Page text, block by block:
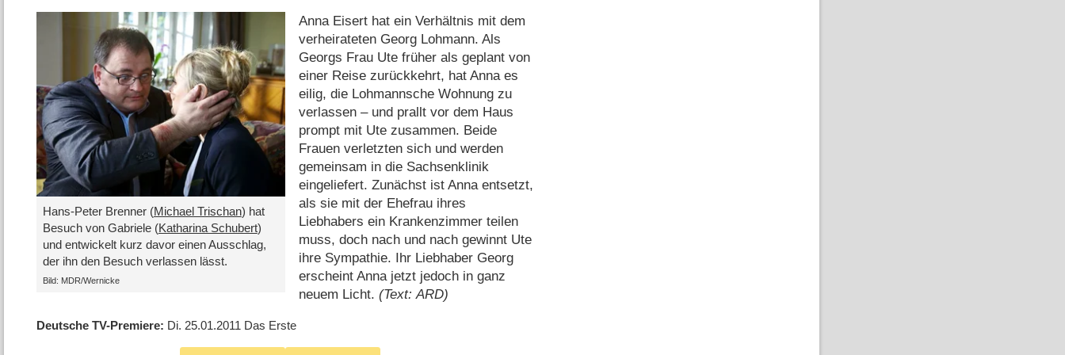
Hans-Peter Brenner (Michael Trischan) hat
Besuch von Gabriele (Katharina Schubert)
und entwickelt kurz davor einen Ausschlag,
der ihn den Besuch verlassen lässt.
Bild: MDR/Wernicke
Anna Eisert hat ein Verhältnis mit dem
verheirateten Georg Lohmann. Als
Georgs Frau Ute früher als geplant von
einer Reise zurückkehrt, hat Anna es
eilig, die Lohmannsche Wohnung zu
verlassen – und prallt vor dem Haus
prompt mit Ute zusammen. Beide
Frauen verletzten sich und werden
gemeinsam in die Sachsenklinik
eingeliefert. Zunächst ist Anna entsetzt,
als sie mit der Ehefrau ihres
Liebhabers ein Krankenzimmer teilen
muss, doch nach und nach gewinnt Ute
ihre Sympathie. Ihr Liebhaber Georg
erscheint Anna jetzt jedoch in ganz
neuem Licht.(Text: ARD)
Deutsche TV-Premiere Di. 25.01.2011 Das Erste